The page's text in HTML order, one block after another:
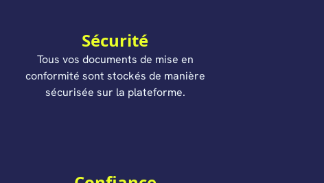
Sécurité
Tous vos documents de mise en
conformité sont stockés de manière
sécurisée sur la plateforme.